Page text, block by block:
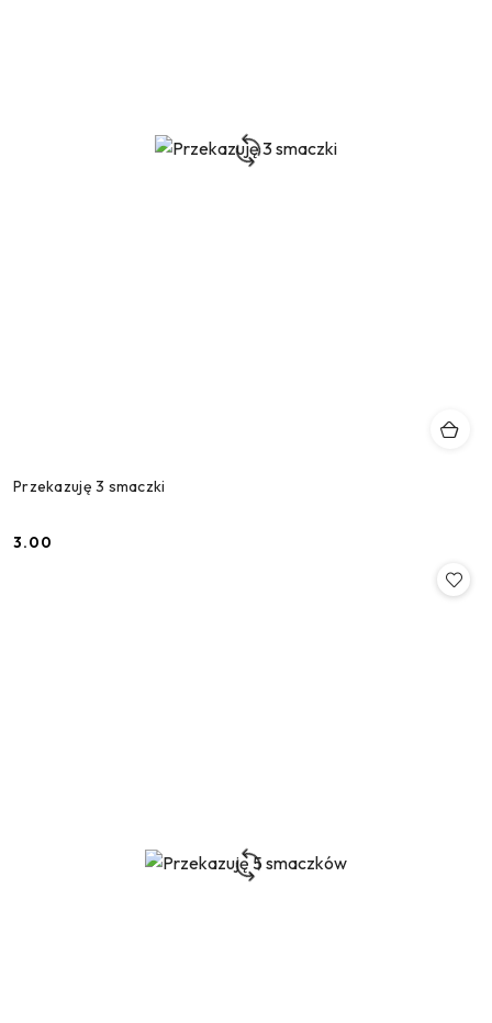
Przekazuję 3 smaczki
Cena:
3.00